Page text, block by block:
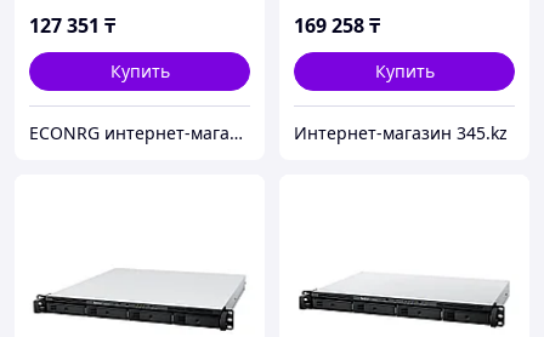
127 351 ₸
Купить
ECONRG интернет-магазин
169 258₸
Купить
Интернет-магазин 345.kz